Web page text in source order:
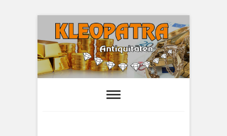
i
p
o
Kleopatra-
Antiquitäten
HAUSHALTSAUFLÖSUNGEN,